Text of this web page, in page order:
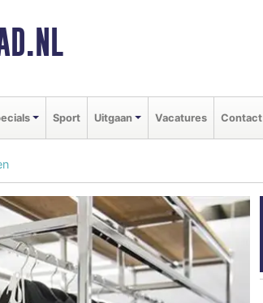
Sport Uitgaan Vacatures Contact